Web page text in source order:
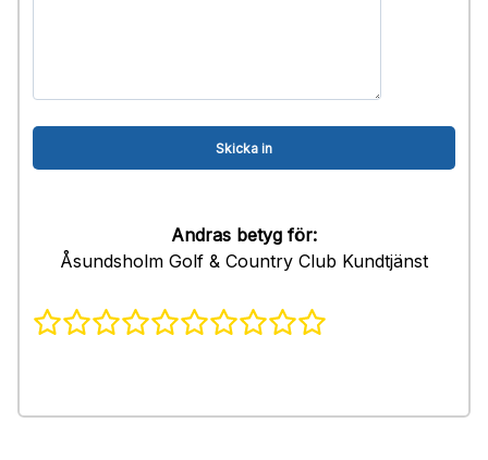
Andras betyg för:
Åsundsholm Golf & Country Club Kundtjänst